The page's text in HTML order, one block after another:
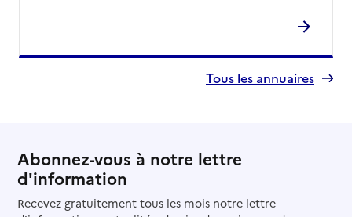
Tous les annuaires
Abonnez-vous à notre lettre
d'information
Recevez gratuitement tous les mois notre lettre